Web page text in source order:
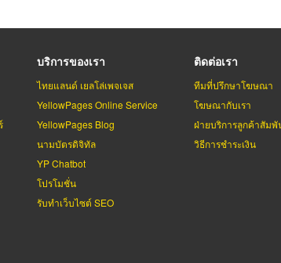
บริการของเรา
ไทยแลนด์ เยลโล่เพจเจส
YellowPages Online Service
YellowPages Blog
นามบัตรดิจิทัล
YP Chatbot
โปรโมชั่น
รับทำเว็บไซต์ SEO
ติดต่อเรา
ทีมที่ปรึกษาโฆษณา
โฆษณากับเรา
ฝ่ายบริการลูกค้าสัมพั
วิธีการชำระเงิน